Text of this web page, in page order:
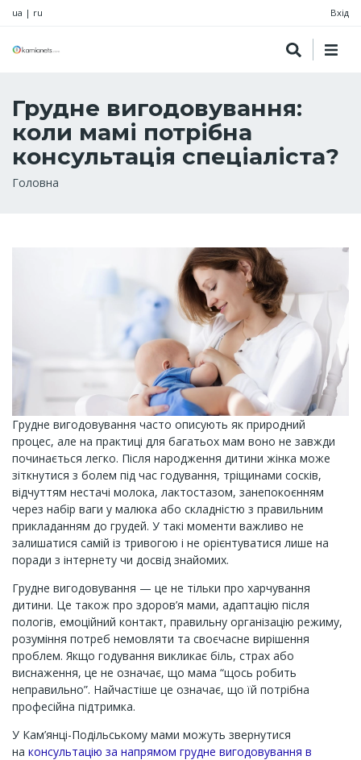
ua | ru Вхід
Грудне вигодовування:
коли мамі потрібна
консультація спеціаліста?
Рядок
Головна
Грудне вигодовування часто описують як природний
процес, але на практиці для багатьох мам воно не завжди
починається легко. Після народження дитини жінка може
зіткнутися з болем під час годування, тріщинами сосків,
відчуттям нестачі молока, лактостазом, занепокоєнням
через набір ваги у малюка або складністю з правильним
прикладанням до грудей. У такі моменти важливо не
залишатися самій із тривогою і не орієнтуватися лише на
поради з інтернету чи досвід знайомих.
Грудне вигодовування — це не тільки про харчування
дитини. Це також про здоров’я мами, адаптацію після
пологів, емоційний контакт, правильну організацію режиму,
розуміння потреб немовляти та своєчасне вирішення
проблем. Якщо годування викликає біль, страх або
виснаження, це не означає, що мама “щось робить
неправильно”. Найчастіше це означає, що їй потрібна
професійна підтримка.
У Кам’янці-Подільському мами можуть звернутися
на консультацію за напрямом грудне вигодовування в